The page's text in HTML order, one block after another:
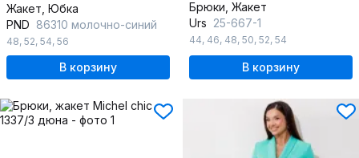
Жакет, Юбка
PND 86310 молочно-синий
48, 52, 54, 56
В корзину
Брюки, Жакет
Urs 25-667-1
44, 46, 48, 50, 52, 54
В корзину